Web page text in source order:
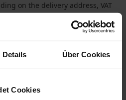
Details Über Cookies
Cookies
on the delivery address, VAT
to Cart